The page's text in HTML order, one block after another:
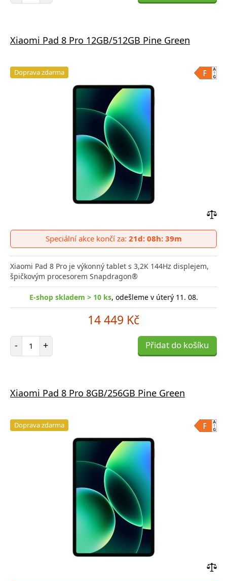
Xiaomi Pad 8 Pro 12GB/512GB Pine Green
Doprava zdarma
do
Speciální akce končí za: 21d: 08h: 39m
Xiaomi Pad 8 Pro je výkonný tablet s 3,2K 144Hz displejem,
špičkovým procesorem Snapdragon®
E-shop skladem > 10 ks, odešleme v úterý 11. 08.
14 449 Kč
- Počet položek
+ Přidat do košíku
Xiaomi Pad 8 Pro 8GB/256GB Pine Green
Doprava zdarma